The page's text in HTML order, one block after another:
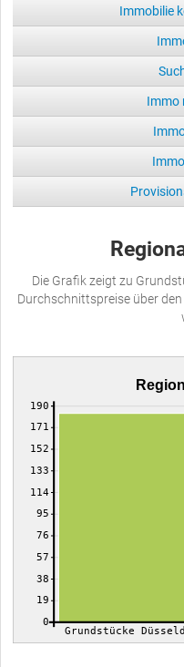
Immobilie
Immo
Die Grafik zeigt zu
Durchschnittspreise über
0
19
38
57
76
95
114
133
152
171
190
Grundstücke